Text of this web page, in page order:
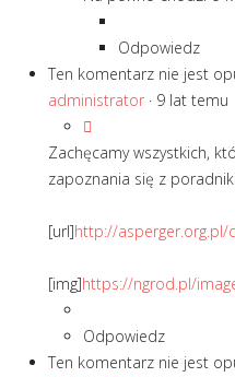
Odpowiedz
Ten komentarz nie jest
administrator · 9 lat temu
Zachęcamy wszystkich,
zapoznania się z
[url]http://asperger.org.pl/
[img]https://ngrod.pl/
Odpowiedz
Ten komentarz nie jest